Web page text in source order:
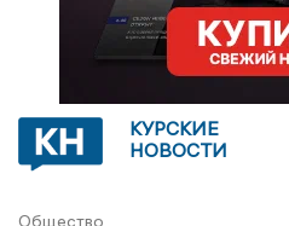
КУРСКИЕ
НОВОСТИ
Общество